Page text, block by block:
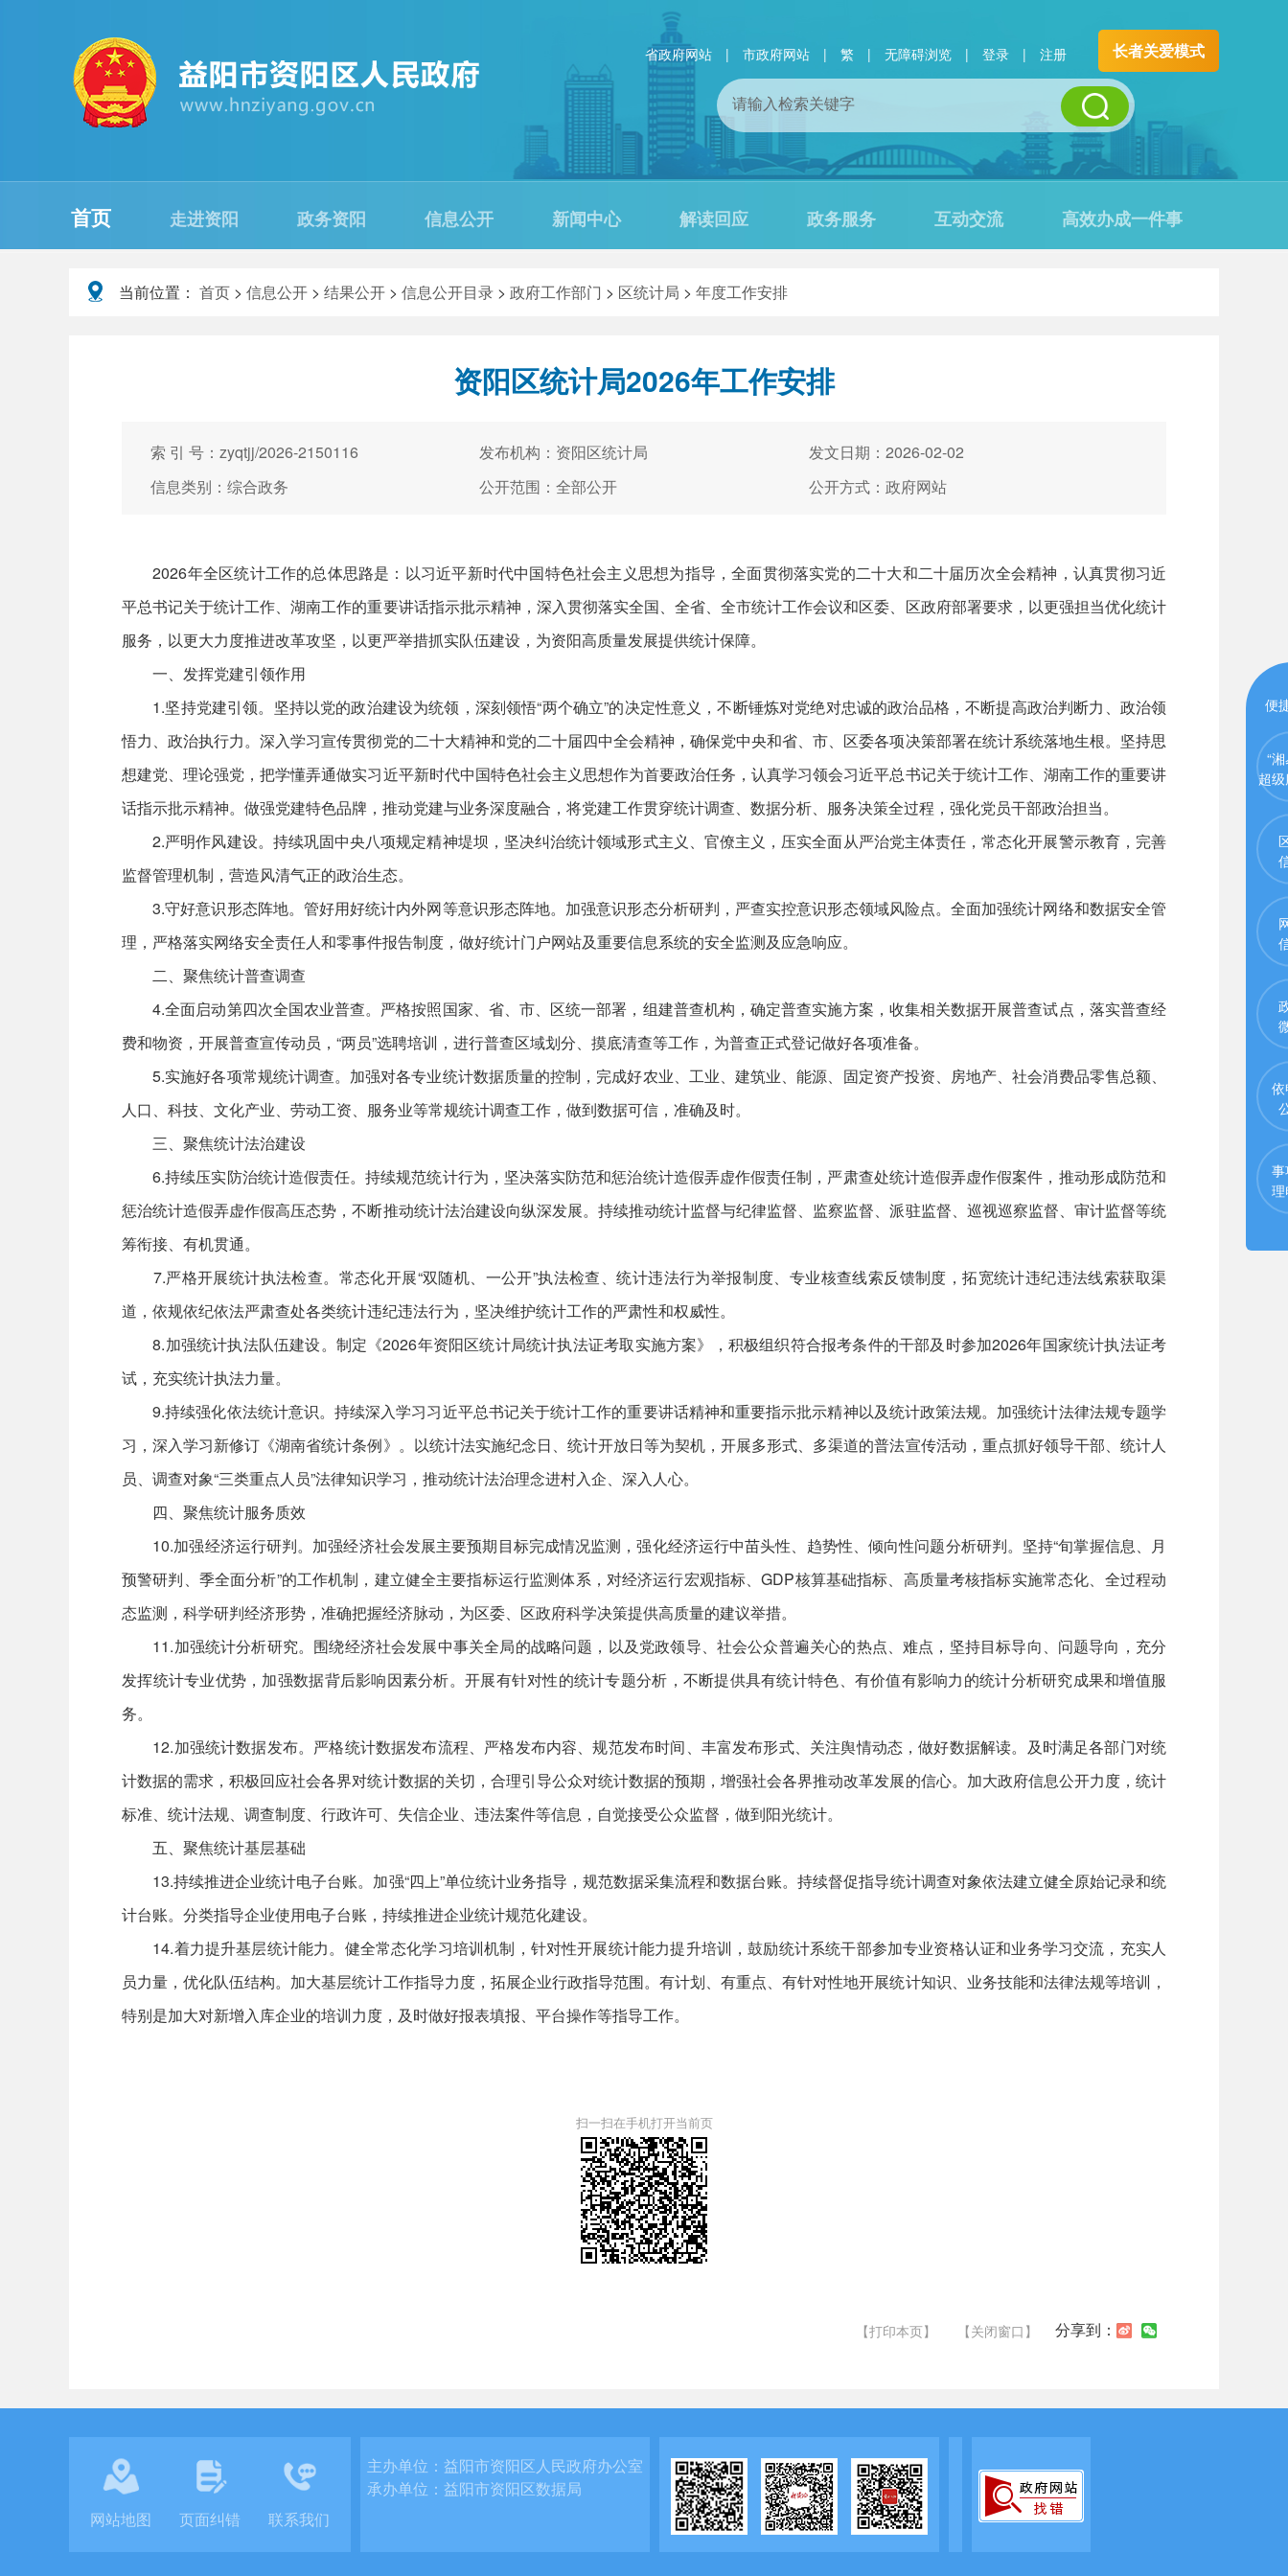
省政府网站 | 市政府网站 | 繁 | 无障碍浏览 | 登录 | 注册 长者关爱模式
首页 走进资阳 政务资阳 信息公开 新闻中心 解读回应 政务服务 互动交流 高效办成一件事
当前位置： 首页 > 信息公开 > 结果公开 > 信息公开目录 > 政府工作部门 > 区统计局 > 年度工作安排
资阳区统计局2026年工作安排
索 引 号：zyqtjj/2026-2150116 发布机构：资阳区统计局
发文日期：2026-02-02
信息类别：综合政务
公开范围：全部公开 公开方式：政府网站
2026年全区统计工作的总体思路是：以习近平新时代中国特色社会主义思想为指导，全面贯彻落实党的二十大和二十届历次全会精神，认真贯彻习近
平总书记关于统计工作、湖南工作的重要讲话指示批示精神，深入贯彻落实全国、全省、全市统计工作会议和区委、区政府部署要求，以更强担当优化统计
服务，以更大力度推进改革攻坚，以更严举措抓实队伍建设，为资阳高质量发展提供统计保障。
一、发挥党建引领作用
1.坚持党建引领。坚持以党的政治建设为统领，深刻领悟“两个确立”的决定性意义，不断锤炼对党绝对忠诚的政治品格，不断提高政治判断力、政治领
悟力、政治执行力。深入学习宣传贯彻党的二十大精神和党的二十届四中全会精神，确保党中央和省、市、区委各项决策部署在统计系统落地生根。坚持思
想建党、理论强党，把学懂弄通做实习近平新时代中国特色社会主义思想作为首要政治任务，认真学习领会习近平总书记关于统计工作、湖南工作的重要讲
话指示批示精神。做强党建特色品牌，推动党建与业务深度融合，将党建工作贯穿统计调查、数据分析、服务决策全过程，强化党员干部政治担当。
2.严明作风建设。持续巩固中央八项规定精神堤坝，坚决纠治统计领域形式主义、官僚主义，压实全面从严治党主体责任，常态化开展警示教育，完善
监督管理机制，营造风清气正的政治生态。
3.守好意识形态阵地。管好用好统计内外网等意识形态阵地。加强意识形态分析研判，严查实控意识形态领域风险点。全面加强统计网络和数据安全管
理，严格落实网络安全责任人和零事件报告制度，做好统计门户网站及重要信息系统的安全监测及应急响应。
二、聚焦统计普查调查
4.全面启动第四次全国农业普查。严格按照国家、省、市、区统一部署，组建普查机构，确定普查实施方案，收集相关数据开展普查试点，落实普查经
费和物资，开展普查宣传动员，“两员”选聘培训，进行普查区域划分、摸底清查等工作，为普查正式登记做好各项准备。
5.实施好各项常规统计调查。加强对各专业统计数据质量的控制，完成好农业、工业、建筑业、能源、固定资产投资、房地产、社会消费品零售总额、
人口、科技、文化产业、劳动工资、服务业等常规统计调查工作，做到数据可信，准确及时。
三、聚焦统计法治建设
6.持续压实防治统计造假责任。持续规范统计行为，坚决落实防范和惩治统计造假弄虚作假责任制，严肃查处统计造假弄虚作假案件，推动形成防范和
惩治统计造假弄虚作假高压态势，不断推动统计法治建设向纵深发展。持续推动统计监督与纪律监督、监察监督、派驻监督、巡视巡察监督、审计监督等统
筹衔接、有机贯通。
7.严格开展统计执法检查。常态化开展“双随机、一公开”执法检查、统计违法行为举报制度、专业核查线索反馈制度，拓宽统计违纪违法线索获取渠
道，依规依纪依法严肃查处各类统计违纪违法行为，坚决维护统计工作的严肃性和权威性。
8.加强统计执法队伍建设。制定《2026年资阳区统计局统计执法证考取实施方案》，积极组织符合报考条件的干部及时参加2026年国家统计执法证考
试，充实统计执法力量。
9.持续强化依法统计意识。持续深入学习习近平总书记关于统计工作的重要讲话精神和重要指示批示精神以及统计政策法规。加强统计法律法规专题学
习，深入学习新修订《湖南省统计条例》。以统计法实施纪念日、统计开放日等为契机，开展多形式、多渠道的普法宣传活动，重点抓好领导干部、统计人
员、调查对象“三类重点人员”法律知识学习，推动统计法治理念进村入企、深入人心。
四、聚焦统计服务质效
10.加强经济运行研判。加强经济社会发展主要预期目标完成情况监测，强化经济运行中苗头性、趋势性、倾向性问题分析研判。坚持“旬掌握信息、月
预警研判、季全面分析”的工作机制，建立健全主要指标运行监测体系，对经济运行宏观指标、GDP核算基础指标、高质量考核指标实施常态化、全过程动
态监测，科学研判经济形势，准确把握经济脉动，为区委、区政府科学决策提供高质量的建议举措。
11.加强统计分析研究。围绕经济社会发展中事关全局的战略问题，以及党政领导、社会公众普遍关心的热点、难点，坚持目标导向、问题导向，充分
发挥统计专业优势，加强数据背后影响因素分析。开展有针对性的统计专题分析，不断提供具有统计特色、有价值有影响力的统计分析研究成果和增值服
务。
12.加强统计数据发布。严格统计数据发布流程、严格发布内容、规范发布时间、丰富发布形式、关注舆情动态，做好数据解读。及时满足各部门对统
计数据的需求，积极回应社会各界对统计数据的关切，合理引导公众对统计数据的预期，增强社会各界推动改革发展的信心。加大政府信息公开力度，统计
标准、统计法规、调查制度、行政许可、失信企业、违法案件等信息，自觉接受公众监督，做到阳光统计。
五、聚焦统计基层基础
13.持续推进企业统计电子台账。加强“四上”单位统计业务指导，规范数据采集流程和数据台账。持续督促指导统计调查对象依法建立健全原始记录和统
计台账。分类指导企业使用电子台账，持续推进企业统计规范化建设。
14.着力提升基层统计能力。健全常态化学习培训机制，针对性开展统计能力提升培训，鼓励统计系统干部参加专业资格认证和业务学习交流，充实人
员力量，优化队伍结构。加大基层统计工作指导力度，拓展企业行政指导范围。有计划、有重点、有针对性地开展统计知识、业务技能和法律法规等培训，
特别是加大对新增入库企业的培训力度，及时做好报表填报、平台操作等指导工作。
扫一扫在手机打开当前页
【打印本页】 【关闭窗口】 分享到：
便
“
超
网站地图 页面纠错 联系我们
主办单位：益阳市资阳区人民政府办公室
承办单位：益阳市资阳区数据局